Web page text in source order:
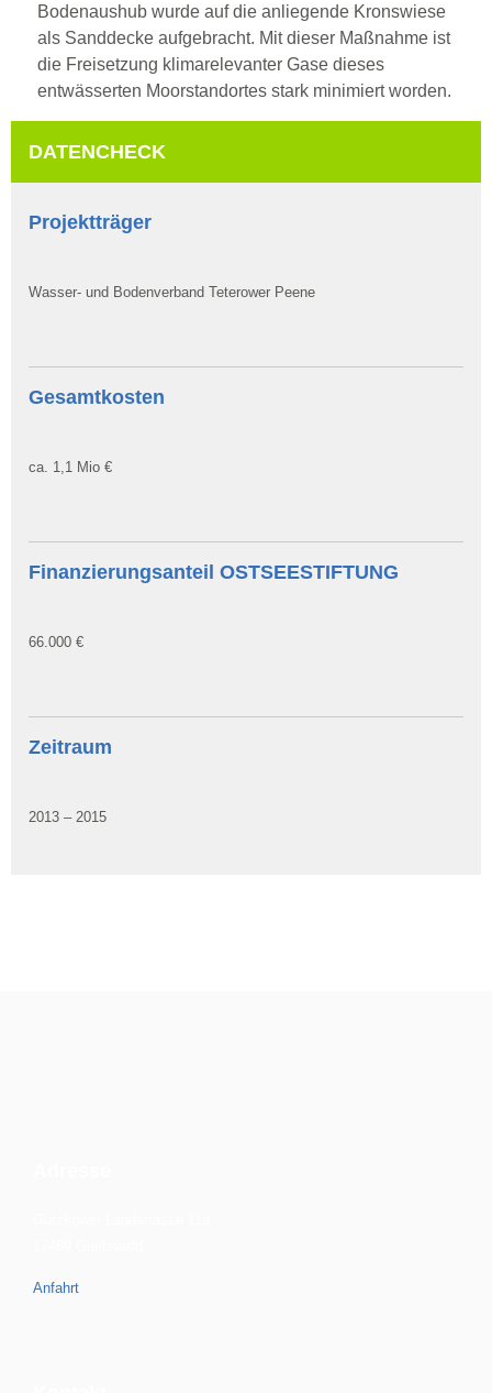
Bodenaushub wurde auf die anliegende Kronswiese
als Sanddecke aufgebracht. Mit dieser Maßnahme ist
die Freisetzung klimarelevanter Gase dieses
entwässerten Moorstandortes stark minimiert worden.
DATENCHECK
Projektträger
Wasser- und Bodenverband Teterower Peene
Gesamtkosten
ca. 1,1 Mio €
Finanzierungsanteil OSTSEESTIFTUNG
66.000 €
Zeitraum
2013 – 2015
Anfahrt